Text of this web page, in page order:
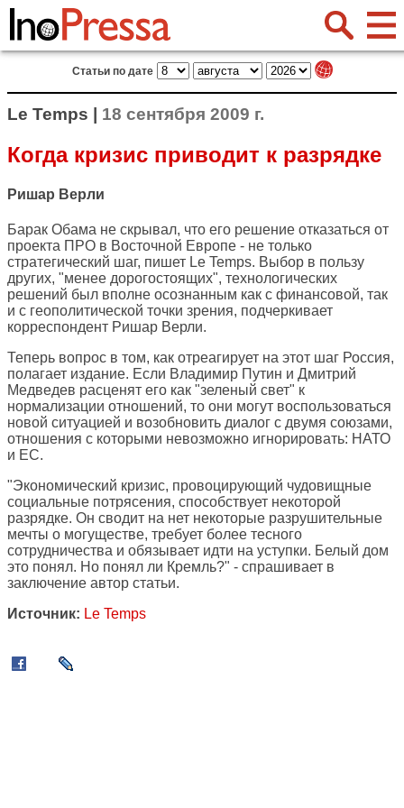
Статьи по дате
Le Temps | 18 сентября 2009 г.
Когда кризис приводит к разрядке
Ришар Верли
Барак Обама не скрывал, что его решение отказаться от
проекта ПРО в Восточной Европе - не только
стратегический шаг, пишет Le Temps. Выбор в пользу
других, "менее дорогостоящих", технологических
решений был вполне осознанным как с финансовой, так
и с геополитической точки зрения, подчеркивает
корреспондент Ришар Верли.
Теперь вопрос в том, как отреагирует на этот шаг Россия,
полагает издание. Если Владимир Путин и Дмитрий
Медведев расценят его как "зеленый свет" к
нормализации отношений, то они могут воспользоваться
новой ситуацией и возобновить диалог с двумя союзами,
отношения с которыми невозможно игнорировать: НАТО
и ЕС.
"Экономический кризис, провоцирующий чудовищные
социальные потрясения, способствует некоторой
разрядке. Он сводит на нет некоторые разрушительные
мечты о могуществе, требует более тесного
сотрудничества и обязывает идти на уступки. Белый дом
это понял. Но понял ли Кремль?" - спрашивает в
заключение автор статьи.
Источник: Le Temps